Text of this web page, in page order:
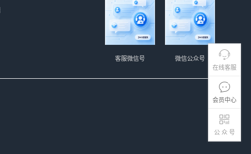
在线客服
会员中心
公 众 号
微信公众号
客服微信号